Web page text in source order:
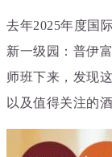
去年2025年度国
新一级园：普伊
师班下来，发现
以及值得关注的